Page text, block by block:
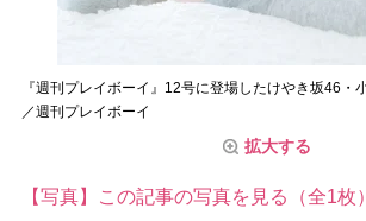
『週刊プレイボーイ』12号に登場したけやき坂46・
／週刊プレイボーイ
拡大する
【写真】この記事の写真を見る（全1枚）